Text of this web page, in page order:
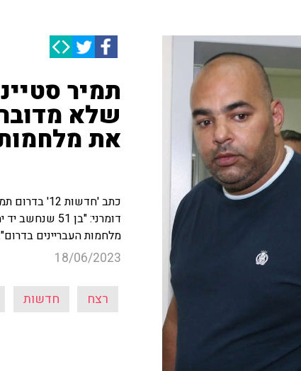
שלא
את
כתב
דומרני: "בן
מלחמות העבריינים
18/06/2023
רצח חדשות